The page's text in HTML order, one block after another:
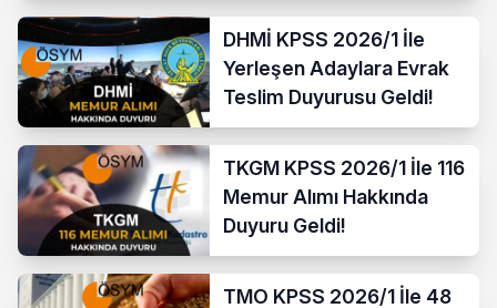
DHMİ KPSS 2026/1 İle
Yerleşen Adaylara Evrak
Teslim Duyurusu Geldi!
TKGM KPSS 2026/1 İle 116
Memur Alımı Hakkında
Duyuru Geldi!
TMO KPSS 2026/1 İle 48